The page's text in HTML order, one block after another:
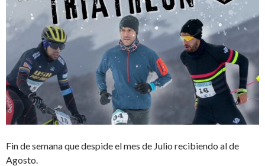
Fin de semana que despide el mes de Julio recibiendo al de
Agosto.